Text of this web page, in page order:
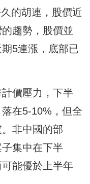
的胡連，股價近
趨勢，股價並
5連漲，底部已
價壓力，下半
在5-10%，但全
非中國的部
集中在下半
能優於上半年